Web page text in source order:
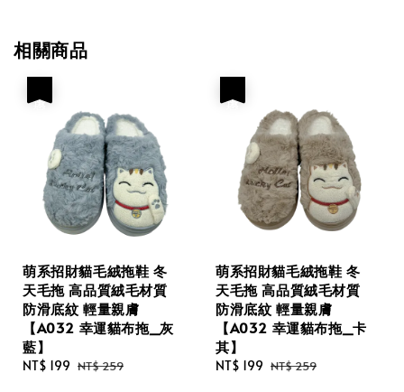
相關商品
萌系招財貓毛絨拖鞋 冬
天毛拖 高品質絨毛材質
防滑底紋 輕量親膚
【A032 幸運貓布拖_灰
藍】
Sale
NT$ 199 Regular
NT$ 259
萌系招財貓毛絨拖鞋 冬
天毛拖 高品質絨毛材質
防滑底紋 輕量親膚
【A032 幸運貓布拖_卡
其】
Sale
NT$ 199 Regular
NT$ 259